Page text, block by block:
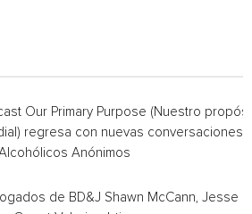
Our Primary Purpose (Nuestro
regresa con nuevas conversaciones
Anónimos
de BD&J Shawn McCann, Jesse